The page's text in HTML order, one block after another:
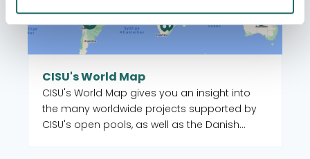
CISU's World Map
CISU's World Map gives you an insight into
the many worldwide projects supported by
CISU's open pools, as well as the Danish